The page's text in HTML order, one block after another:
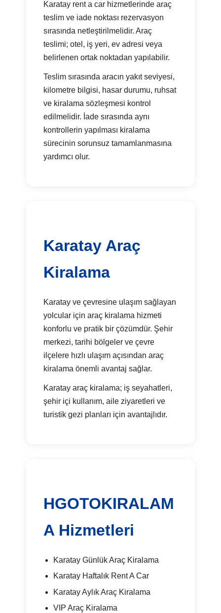
Karatay rent a car hizmetlerinde araç
teslim ve iade noktası rezervasyon
sırasında netleştirilmelidir. Araç
teslimi; otel, iş yeri, ev adresi veya
belirlenen ortak noktadan yapılabilir.
Teslim sırasında aracın yakıt seviyesi,
kilometre bilgisi, hasar durumu, ruhsat
ve kiralama sözleşmesi kontrol
edilmelidir. İade sırasında aynı
kontrollerin yapılması kiralama
sürecinin sorunsuz tamamlanmasına
yardımcı olur.
Karatay Araç
Kiralama
Karatay ve çevresine ulaşım sağlayan
yolcular için araç kiralama hizmeti
konforlu ve pratik bir çözümdür. Şehir
merkezi, tarihi bölgeler ve çevre
ilçelere hızlı ulaşım açısından araç
kiralama önemli avantaj sağlar.
Karatay araç kiralama; iş seyahatleri,
şehir içi kullanım, aile ziyaretleri ve
turistik gezi planları için avantajlıdır.
HGOTOKIRALAM
A Hizmetleri
Karatay Günlük Araç Kiralama
Karatay Haftalık Rent A Car
Karatay Aylık Araç Kiralama
VIP Araç Kiralama